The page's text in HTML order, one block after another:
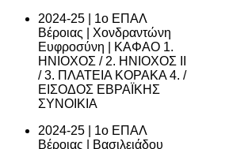
2024-25 | 1ο ΕΠΑΛ
Βέροιας | Χονδραντώνη
Ευφροσύνη | ΚΑΦΑΟ 1.
ΗΝΙΟΧΟΣ / 2. ΗΝΙΟΧΟΣ ΙΙ
/ 3. ΠΛΑΤΕΙΑ ΚΟΡΑΚΑ 4. /
ΕΙΣΟΔΟΣ ΕΒΡΑΪΚΗΣ
ΣΥΝΟΙΚΙΑ
2024-25 | 1ο ΕΠΑΛ
Βέροιας | Βασιλειάδου